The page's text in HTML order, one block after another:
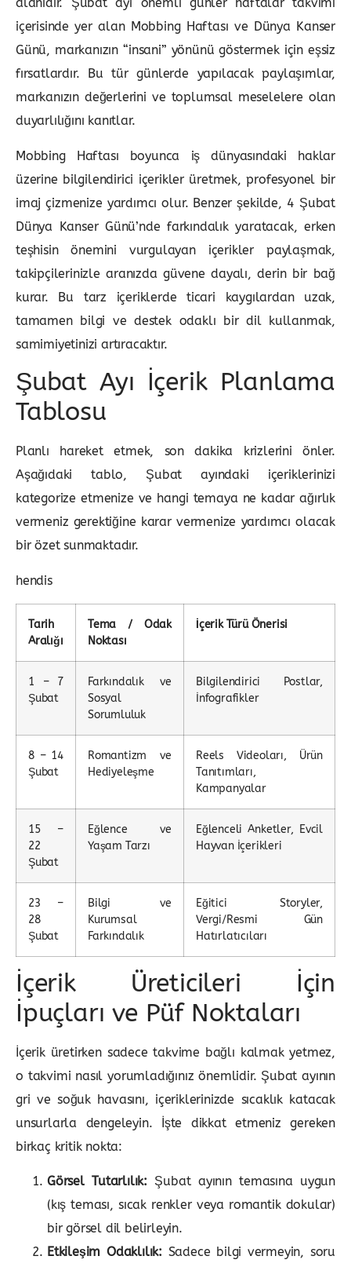
alanıdır. Şubat ayı önemli günler haftalar takvimi
içerisinde yer alan Mobbing Haftası ve Dünya Kanser
Günü, markanızın “insani” yönünü göstermek için eşsiz
fırsatlardır. Bu tür günlerde yapılacak paylaşımlar,
markanızın değerlerini ve toplumsal meselelere olan
duyarlılığını kanıtlar.
Mobbing Haftası boyunca iş dünyasındaki haklar
üzerine bilgilendirici içerikler üretmek, profesyonel bir
imaj çizmenize yardımcı olur. Benzer şekilde, 4 Şubat
Dünya Kanser Günü’nde farkındalık yaratacak, erken
teşhisin önemini vurgulayan içerikler paylaşmak,
takipçilerinizle aranızda güvene dayalı, derin bir bağ
kurar. Bu tarz içeriklerde ticari kaygılardan uzak,
tamamen bilgi ve destek odaklı bir dil kullanmak,
samimiyetinizi artıracaktır.
Şubat Ayı İçerik Planlama
Tablosu
Planlı hareket etmek, son dakika krizlerini önler.
Aşağıdaki tablo, Şubat ayındaki içeriklerinizi
kategorize etmenize ve hangi temaya ne kadar ağırlık
vermeniz gerektiğine karar vermenize yardımcı olacak
bir özet sunmaktadır.
hendis
Tarih
Aralığı
Tema / Odak
Noktası
İçerik Türü Önerisi
1 – 7
Şubat
Farkındalık ve
Sosyal
Sorumluluk
Bilgilendirici Postlar,
İnfografikler
8 – 14
Şubat
Romantizm ve
Hediyeleşme
Reels Videoları, Ürün
Tanıtımları,
Kampanyalar
15 –
22
Şubat
Eğlence ve
Yaşam Tarzı
Eğlenceli Anketler, Evcil
Hayvan İçerikleri
23 –
28
Şubat
Bilgi ve
Kurumsal
Farkındalık
Eğitici Storyler,
Vergi/Resmi Gün
Hatırlatıcıları
İçerik Üreticileri İçin
İpuçları ve Püf Noktaları
İçerik üretirken sadece takvime bağlı kalmak yetmez,
o takvimi nasıl yorumladığınız önemlidir. Şubat ayının
gri ve soğuk havasını, içeriklerinizde sıcaklık katacak
unsurlarla dengeleyin. İşte dikkat etmeniz gereken
birkaç kritik nokta:
Görsel Tutarlılık: Şubat ayının temasına uygun
(kış teması, sıcak renkler veya romantik dokular)
bir görsel dil belirleyin.
Etkileşim Odaklılık: Sadece bilgi vermeyin, soru